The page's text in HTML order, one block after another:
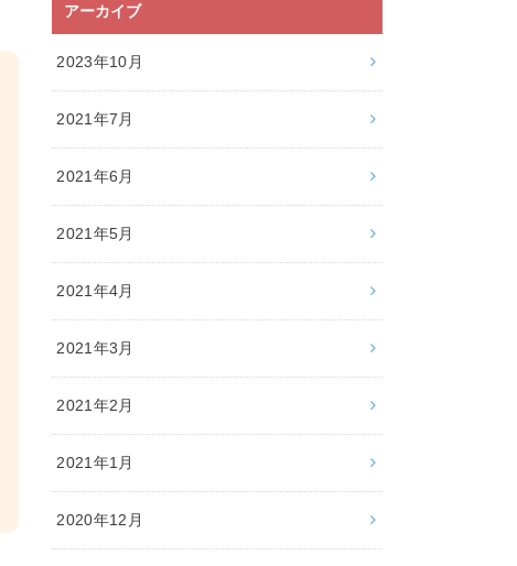
アーカイブ
2023年10月
2021年7月
2021年6月
2021年5月
2021年4月
2021年3月
2021年2月
2021年1月
2020年12月